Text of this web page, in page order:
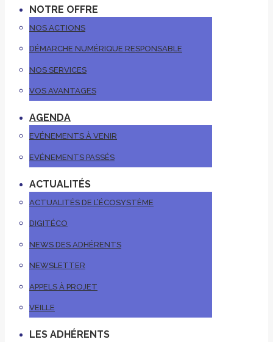
NOTRE OFFRE
NOS ACTIONS
DÉMARCHE NUMÉRIQUE RESPONSABLE
NOS SERVICES
VOS AVANTAGES
AGENDA
EVÉNEMENTS À VENIR
EVÉNEMENTS PASSÉS
ACTUALITÉS
ACTUALITÉS DE L’ÉCOSYSTÈME
DIGITÉCO
NEWS DES ADHÉRENTS
NEWSLETTER
APPELS À PROJET
VEILLE
LES ADHÉRENTS